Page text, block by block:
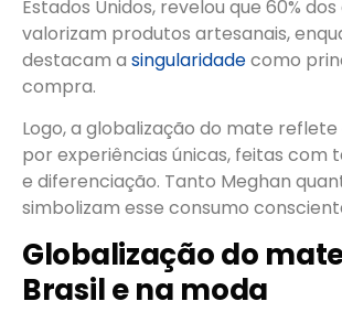
Estados Unidos, revelou que 60%
valorizam produtos artesanais,
destacam a singularidadecomo
compra.
Logo, a globalização do mate reflete
por experiências únicas, feitas com
e diferenciação. Tanto Meghan
simbolizam esse consumo
Globalização do
Brasil e na moda